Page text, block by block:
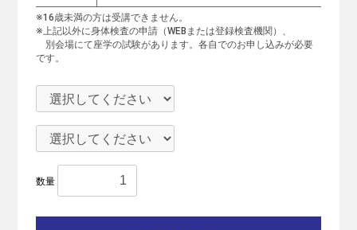
※16歳未満の方は受講できません。
※上記以外に身体検査の申請（WEBまたは登録検査機関）、
別会場にて座学の試験があります。各自でのお申し込みが必要
です。
数量